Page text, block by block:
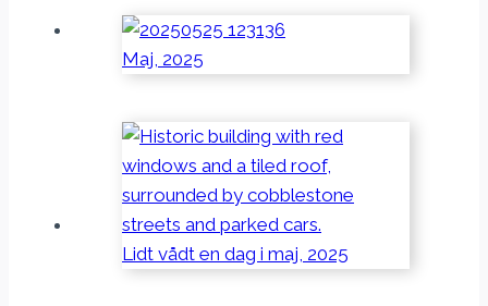
Maj, 2025
Lidt vådt en dag i maj, 2025